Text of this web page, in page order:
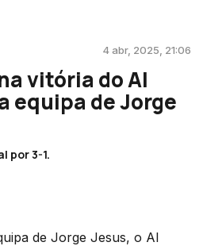
4 abr, 2025, 21:06
vitória do Al
equipa de Jorge
por 3-1.
de Jorge Jesus, o Al